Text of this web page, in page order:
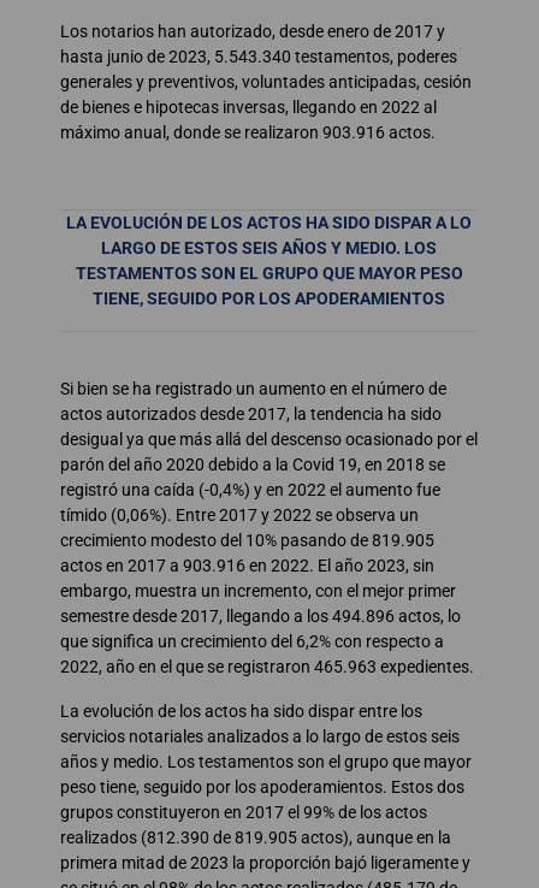
Los notarios han autorizado, desde enero de 2017 y
hasta junio de 2023, 5.543.340 testamentos, poderes
generales y preventivos, voluntades anticipadas, cesión
de bienes e hipotecas inversas, llegando en 2022 al
máximo anual, donde se realizaron 903.916 actos.
LA EVOLUCIÓN DE LOS ACTOS HA SIDO DISPAR A LO
LARGO DE ESTOS SEIS AÑOS Y MEDIO. LOS
TESTAMENTOS SON EL GRUPO QUE MAYOR PESO
TIENE, SEGUIDO POR LOS APODERAMIENTOS
Si bien se ha registrado un aumento en el número de
actos autorizados desde 2017, la tendencia ha sido
desigual ya que más allá del descenso ocasionado por el
parón del año 2020 debido a la Covid 19, en 2018 se
registró una caída (-0,4%) y en 2022 el aumento fue
tímido (0,06%). Entre 2017 y 2022 se observa un
crecimiento modesto del 10% pasando de 819.905
actos en 2017 a 903.916 en 2022. El año 2023, sin
embargo, muestra un incremento, con el mejor primer
semestre desde 2017, llegando a los 494.896 actos, lo
que significa un crecimiento del 6,2% con respecto a
2022, año en el que se registraron 465.963 expedientes.
La evolución de los actos ha sido dispar entre los
servicios notariales analizados a lo largo de estos seis
años y medio. Los testamentos son el grupo que mayor
peso tiene, seguido por los apoderamientos. Estos dos
grupos constituyeron en 2017 el 99% de los actos
realizados (812.390 de 819.905 actos), aunque en la
primera mitad de 2023 la proporción bajó ligeramente y